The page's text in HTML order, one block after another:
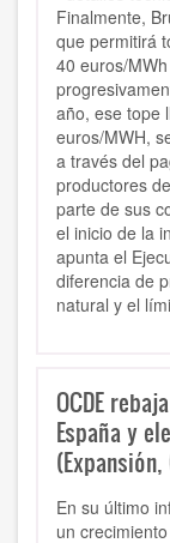
Finalmente,
que permitirá
40 euros/
año, ese tope
euros/MWH,
a través del
productores
parte de sus
el inicio de la
apunta el
diferencia de
natural y el
OCDE
España y
En su último
un